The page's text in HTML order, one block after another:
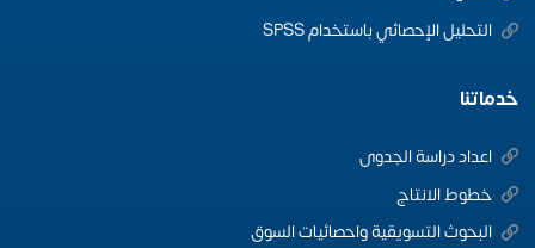
التحليل الإحصائي باستخدام SPSS
خدماتنا
اعداد دراسة الجدوى
خطوط الانتاج
البحوث التسويقية واحصائيات السوق